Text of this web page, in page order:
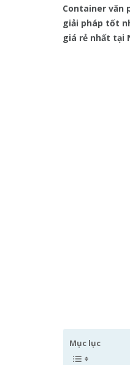
Container văn
giải pháp tốt
giá rẻ nhất tại
Mục lục